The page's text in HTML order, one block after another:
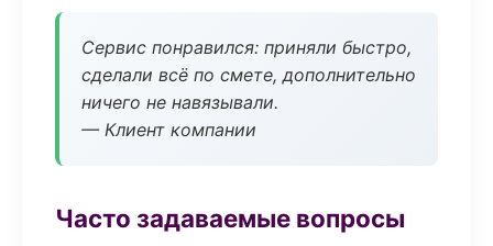
Сервис понравился: приняли быстро,
сделали всё по смете, дополнительно
ничего не навязывали.
— Клиент компании
Часто задаваемые вопросы